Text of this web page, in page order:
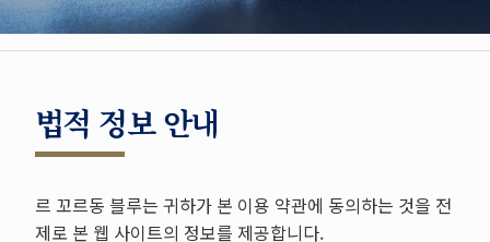
법적 정보 안내
르 꼬르동 블루는 귀하가 본 이용 약관에 동의하는 것을 전
제로 본 웹 사이트의 정보를 제공합니다.